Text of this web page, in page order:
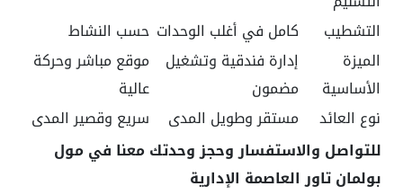
التشطيب
كامل في أغلب الوحدات حسب النشاط
الميزة
الأساسية
إدارة فندقية وتشغيل
مضمون
موقع مباشر وحركة
عالية
نوع العائد
مستقر وطويل المدى
سريع وقصير المدى
للتواصل والاستفسار وحجز وحدتك معنا في مول
بولمان تاور العاصمة الإدارية